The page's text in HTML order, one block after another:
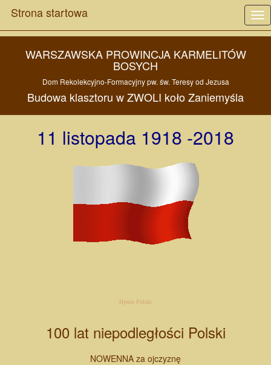
Strona startowa
WARSZAWSKA PROWINCJA KARMELITÓW
BOSYCH
Dom Rekolekcyjno-Formacyjnypw. św. Teresy od Jezusa
Budowa klasztoru wZWOLI kołoZaniemyśla
11 listopada 1918 -2018
Hymn Polski
100 lat niepodległości Polski
NOWENNA za ojczyznę